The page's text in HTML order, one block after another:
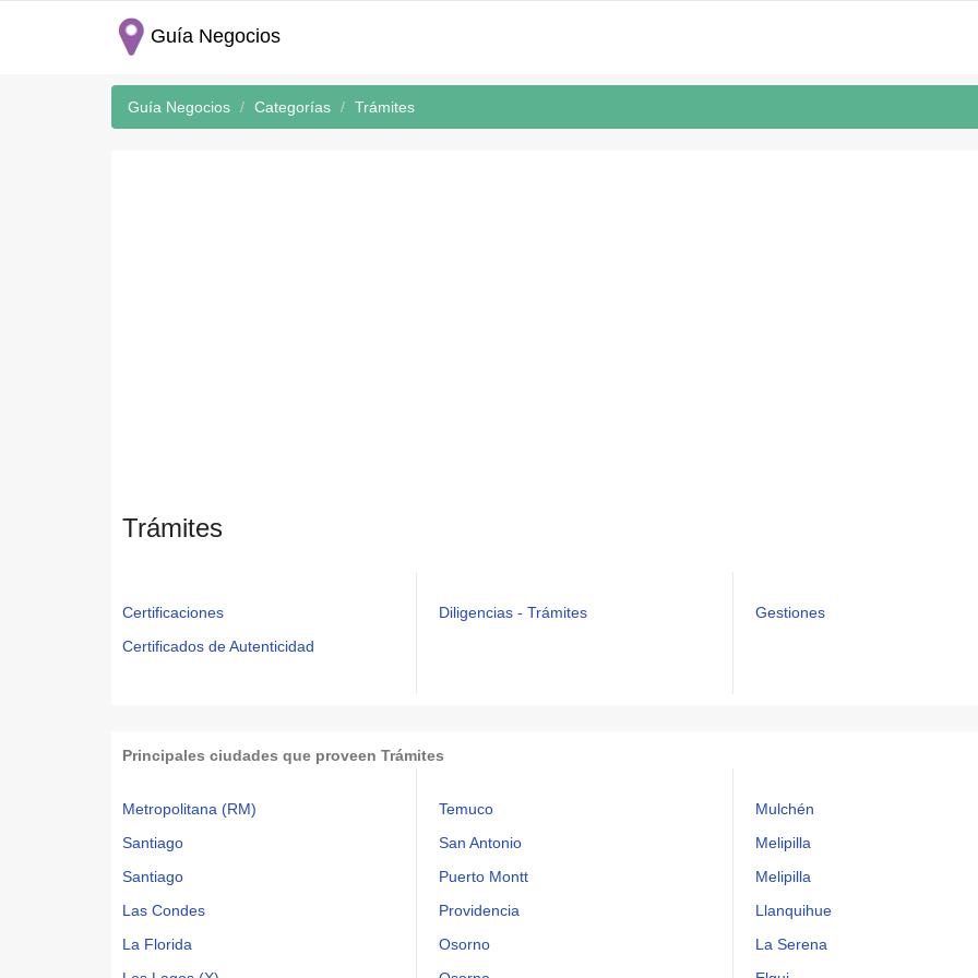
Guía Negocios
Guía Negocios Categorías Trámites
Trámites
Certificaciones
Certificados de Autenticidad
Diligencias - Trámites Gestiones
Principales ciudades que proveen Trámites
Metropolitana (RM)
Santiago
Santiago
Las Condes
La Florida
Temuco
San Antonio
Puerto Montt
Providencia
Osorno
Mulchén
Melipilla
Melipilla
Llanquihue
La Serena